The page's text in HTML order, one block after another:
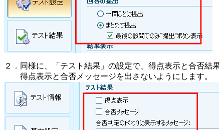
２．同様に、「テスト結果」の設定で、得点表示と合否結
得点表示と合否メッセージを出さないようにします。